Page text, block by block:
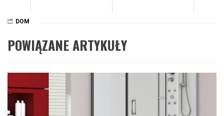
DOM
POWIĄZANE ARTYKUŁY